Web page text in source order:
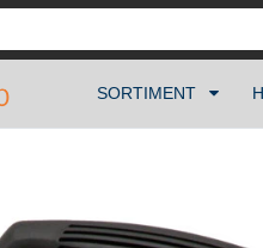
SORTIMENT